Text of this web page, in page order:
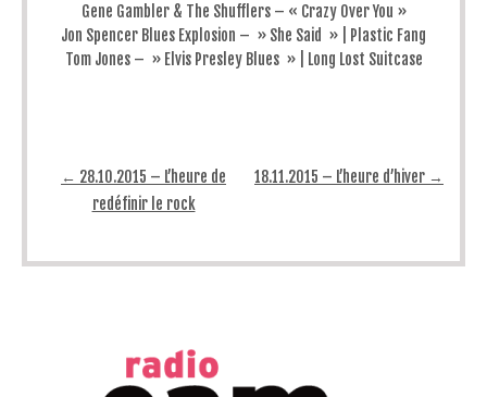
Gene Gambler & The Shufflers – « Crazy Over You »
Jon Spencer Blues Explosion – » She Said » | Plastic Fang
Tom Jones – » Elvis Presley Blues » | Long Lost Suitcase
Post navigation
← 28.10.2015 – L’heure de
redéfinir le rock
18.11.2015 – L’heure d’hiver →